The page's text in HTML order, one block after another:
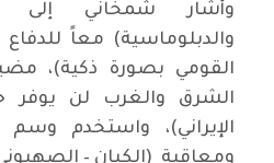
وأشار شمخاني إلى
والدبلوماسية) معاً
القومي بصورة ذكية)،
الشرق والغرب لن
الإيراني)، واستخدم
ومعاقبة (الكيان –